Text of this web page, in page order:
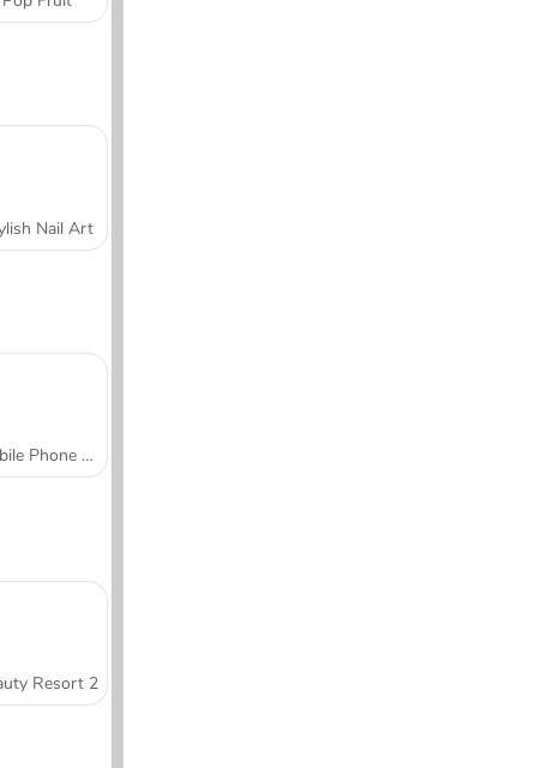
Nail Art
Mobile Phone Case Design & DIY
Resort 2